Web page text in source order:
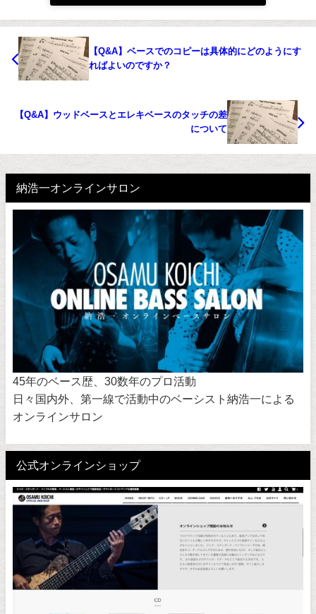
【Q&A】ベースでのコピーは具体的にどのようにす
ればよいのですか？
【Q&A】ウッドベースとエレキベースのタッチの差
について
納浩一オンラインサロン
45年のベース歴、30数年のプロ活動
日々国内外、第一線で活動中のベーシスト納浩一による
オンラインサロン
公式オンラインショップ